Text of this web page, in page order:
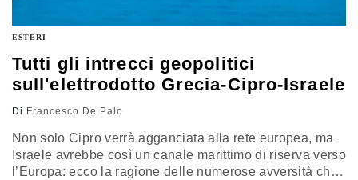
ESTERI
Tutti gli intrecci geopolitici
sull'elettrodotto Grecia-Cipro-Israele
Di Francesco De Palo
Non solo Cipro verrà agganciata alla rete europea, ma
Israele avrebbe così un canale marittimo di riserva verso
l’Europa: ecco la ragione delle numerose avversità che